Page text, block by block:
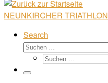
NEUNKIRCHER TRIATHLON
Search
Suche
Suche
Menü